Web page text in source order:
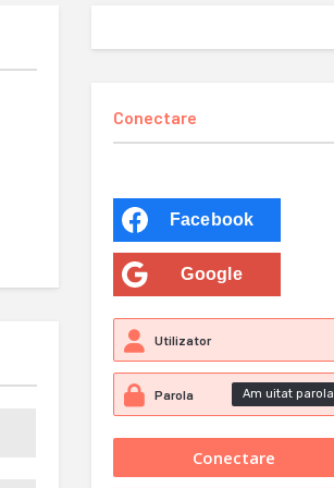
Conectare
Facebook
Google
Am uitat parola